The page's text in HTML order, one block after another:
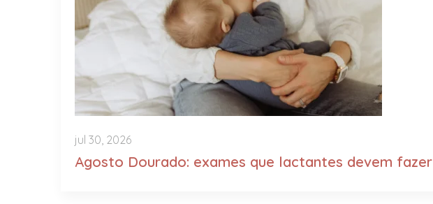
jul 30, 2026
Agosto Dourado: exames que lactantes devem fazer